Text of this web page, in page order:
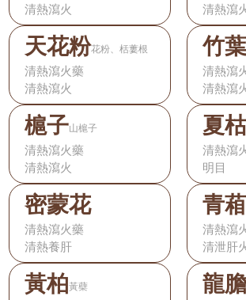
清熱瀉火
清熱瀉
天花粉花粉、栝蔞根
清熱瀉火藥
清熱瀉火
竹葉
清熱瀉
清熱瀉
槴子山槴子
清熱瀉火藥
清熱瀉火
夏
清熱瀉
明目
密蒙花
清熱瀉火藥
清熱養肝
青
清熱瀉
清泄肝
黃柏黃蘗 龍